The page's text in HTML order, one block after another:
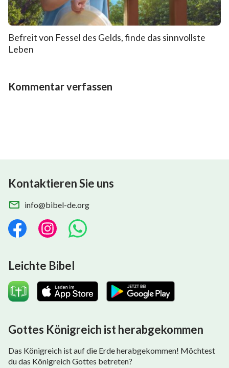
Befreit von Fessel des Gelds, finde das sinnvollste
Leben
Kommentar verfassen
Kontaktieren Sie uns
info@bibel-de.org
Leichte Bibel
Gottes Königreich ist herabgekommen
Das Königreich ist auf die Erde herabgekommen! Möchtest
du das Königreich Gottes betreten?